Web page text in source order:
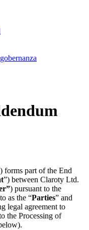
forms part of the End
”) between Claroty Ltd.
) pursuant to the
as the “Parties” and
legal agreement to
the Processing of